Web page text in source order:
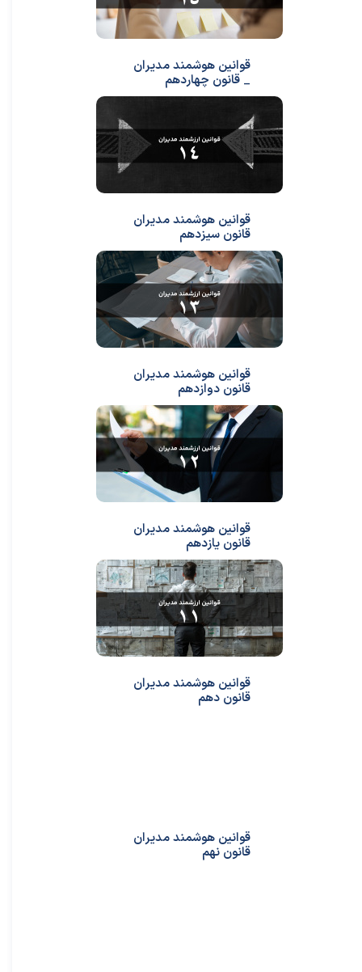
قوانین هوشمند مدیران
_ قانون چهاردهم
قوانین هوشمند مدیران
قانون سیزدهم
قوانین هوشمند مدیران
قانون دوازدهم
قوانین هوشمند مدیران
قانون یازدهم
قوانین هوشمند مدیران
قانون دهم
قوانین هوشمند مدیران
قانون نهم